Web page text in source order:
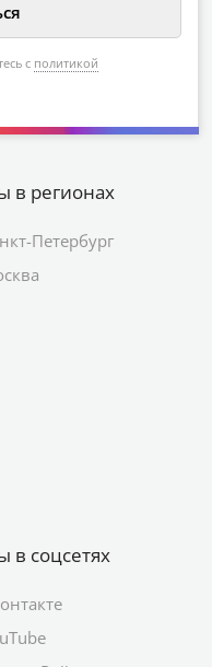
с политикой
в регионах
Петербург
в соцсетях